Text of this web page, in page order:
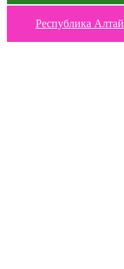
Республика Алтай